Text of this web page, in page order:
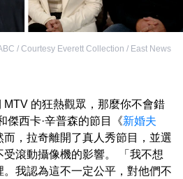
/ Courtesy Everett Collection / East News
的狂熱觀眾，那麼你不會錯
傑西卡·辛普森的節目《新婚夫
而，拉奇離開了真人秀節目，並選
滾動攝像機的影響。 「我不想
我認為這不一定公平，對他們不